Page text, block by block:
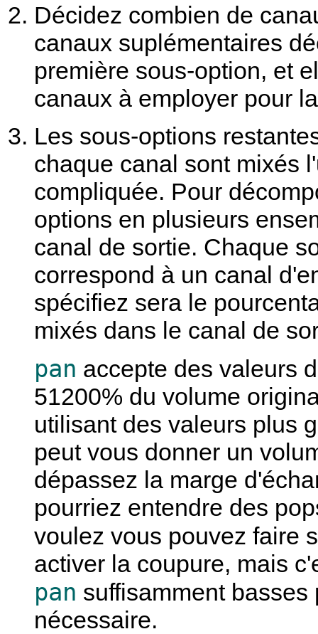
Décidez combien de
canaux suplémentaires
première sous-option, et
canaux à employer pour
Les sous-options
chaque canal sont mixés
compliquée. Pour
options en plusieurs
canal de sortie. Chaque
correspond à un canal
spécifiez sera le
mixés dans le canal de
pan accepte des valeurs
51200% du volume
utilisant des valeurs plus
peut vous donner un
dépassez la marge
pourriez entendre des
voulez vous pouvez faire
activer la coupure, mais
pan suffisamment
nécessaire.